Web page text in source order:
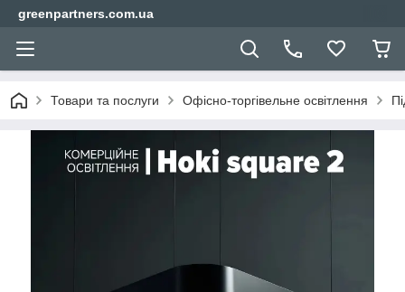
greenpartners.com.ua
Товари та послуги Офісно-торгівельне освітлення